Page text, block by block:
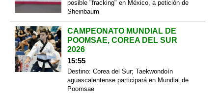
posible "fracking" en México, a petición de
Sheinbaum
CAMPEONATO MUNDIAL DE
POOMSAE, COREA DEL SUR
2026
15:55
Destino: Corea del Sur; Taekwondoín
aguascalentense participará en Mundial de
Poomsae